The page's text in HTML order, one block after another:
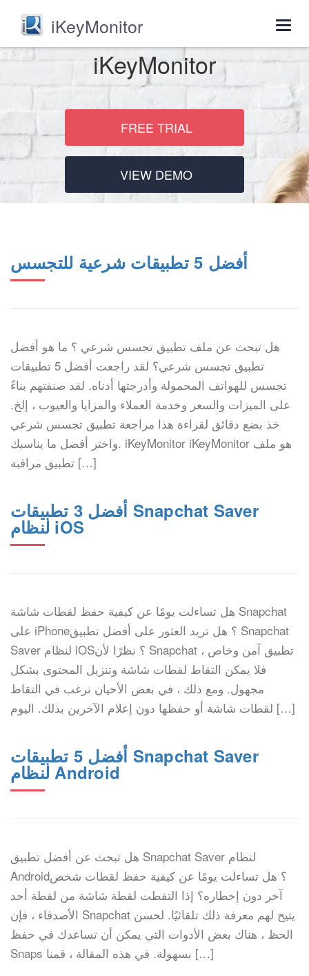
iKeyMonitor
iKeyMonitor
FREE TRIAL
VIEW DEMO
أفضل 5 تطبيقات شرعية للتجسس
هل تبحث عن ملف تطبيق تجسس شرعي ؟ ما هو أفضل
تطبيق تجسس شرعي؟ لقد راجعت أفضل 5 تطبيقات
تجسس للهواتف المحمولة وأدرجتها أدناه. لقد صنفتهم بناءً
على الميزات والسعر وخدمة العملاء والمزايا والعيوب ، إلخ.
خذ بضع دقائق لقراءة هذا مراجعة تطبيق تجسس شرعي
واختر أفضل ما يناسبك. iKeyMonitor iKeyMonitor هو ملف
تطبيق مراقبة […]
أفضل 3 تطبيقات Snapchat Saver
لنظام iOS
هل تساءلت يومًا عن كيفية حفظ لقطات شاشة Snapchat
على iPhone؟ هل تريد العثور على أفضل تطبيق Snapchat
Saver لنظام iOS؟ نظرًا لأن Snapchat تطبيق آمن وخاص ،
فلا يمكن التقاط لقطات شاشة وتنزيل المحتوى بشكل
مجهول. ومع ذلك ، في بعض الأحيان نرغب في التقاط
لقطات شاشة أو حفظها دون إعلام الآخرين بذلك. اليوم […]
أفضل 5 تطبيقات Snapchat Saver
لنظام Android
هل تبحث عن أفضل تطبيق Snapchat Saver لنظام
Android؟ هل تساءلت يومًا عن كيفية حفظ لقطات شخص
آخر دون إخطاره؟ إذا التقطت لقطة شاشة من لقطة أحد
الأصدقاء ، فإن Snapchat يتيح لهم معرفة ذلك تلقائيًا. لحسن
الحظ ، هناك بعض الأدوات التي يمكن أن تساعدك في حفظ
Snaps بسهولة. في هذه المقالة ، قمنا […]